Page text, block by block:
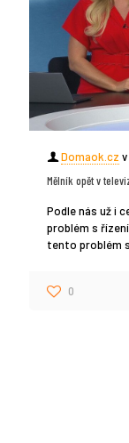
Domaok.cz v
Mělník opět v
Podle nás už i
problém s
tento problém
0